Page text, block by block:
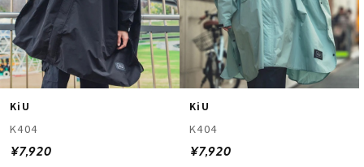
KiU
K404
¥7,920
KiU
K404
¥7,920